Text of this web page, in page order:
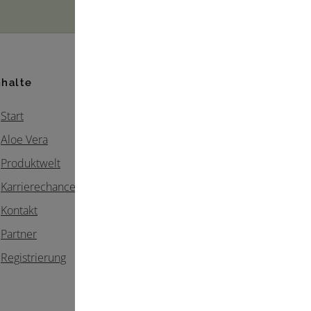
Start
Aloe Vera
Produktwelt
Karrierechancen
Kontakt
Partner
Registrierung